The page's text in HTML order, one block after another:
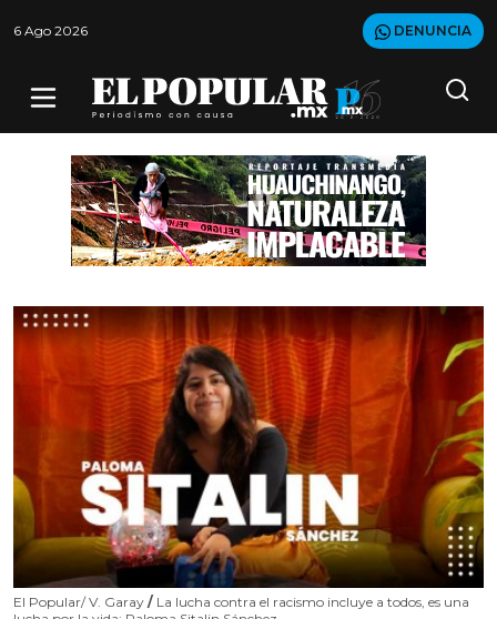
6 Ago 2026 DENUNCIA
El Popular/ V. Garay / La lucha contra el racismo incluye a todos, es una